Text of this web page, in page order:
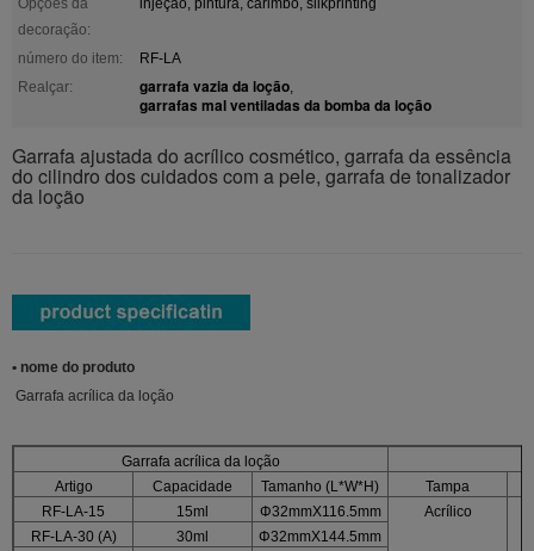
Opções da
decoração:
injeção, pintura, carimbo, silkprinting
número do item:
RF-LA
Realçar:
garrafa vazia da loção,
garrafas mal ventiladas da bomba da loção
Garrafa ajustada do acrílico cosmético, garrafa da essência
do cilindro dos cuidados com a pele, garrafa de tonalizador
da loção
• nome do produto
Garrafa acrílica da loção
Garrafa acrílica da loção
Artigo
Capacidade Tamanho (L*W*H)
Tampa
RF-LA-15
15ml Φ32mmX116.5mm
Acrílico
RF-LA-30 (A)
30ml
Φ32mmX144.5mm